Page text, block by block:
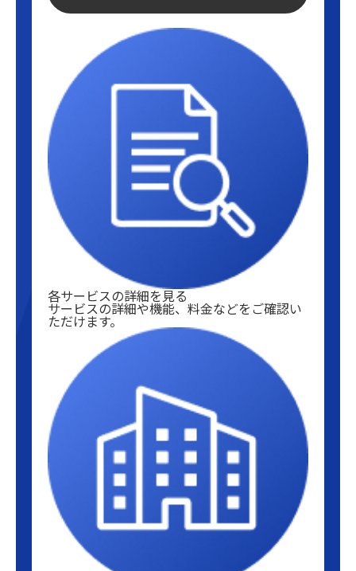
各サービスの詳細を見る
サービスの詳細や機能、料金などをご確認い
ただけます。